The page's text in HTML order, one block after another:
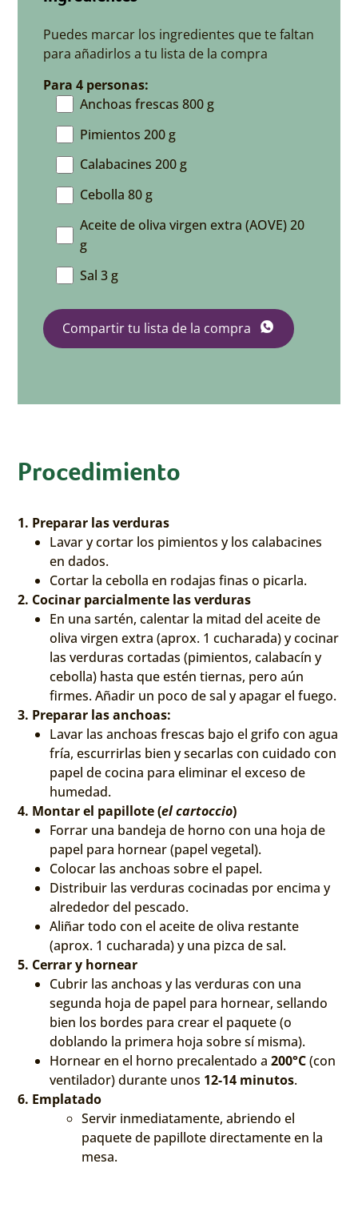
Puedes marcar los ingredientes que te faltan
para añadirlos a tu lista de la compra
Para 4 personas:
Anchoas frescas 800 g
Pimientos 200 g
Calabacines 200 g
Cebolla 80 g
Aceite de oliva virgen extra (AOVE) 20
g
Sal 3 g
Compartir tu lista de la compra
Procedimiento
1. Preparar las verduras
Lavar y cortar los pimientos y los calabacines
en dados.
Cortar la cebolla en rodajas finas o picarla.
2. Cocinar parcialmente las verduras
En una sartén, calentar la mitad del aceite de
oliva virgen extra (aprox. 1 cucharada) y cocinar
las verduras cortadas (pimientos, calabacín y
cebolla) hasta que estén tiernas, pero aún
firmes. Añadir un poco de sal y apagar el fuego.
3. Preparar las anchoas:
Lavar las anchoas frescas bajo el grifo con agua
fría, escurrirlas bien y secarlas con cuidado con
papel de cocina para eliminar el exceso de
humedad.
4. Montar el papillote (el cartoccio)
Forrar una bandeja de horno con una hoja de
papel para hornear (papel vegetal).
Colocar las anchoas sobre el papel.
Distribuir las verduras cocinadas por encima y
alrededor del pescado.
Aliñar todo con el aceite de oliva restante
(aprox. 1 cucharada) y una pizca de sal.
5. Cerrar y hornear
Cubrir las anchoas y las verduras con una
segunda hoja de papel para hornear, sellando
bien los bordes para crear el paquete (o
doblando la primera hoja sobre sí misma).
Hornear en el horno precalentado a200°C(con
ventilador) durante unos 12-14 minutos.
6. Emplatado
Servir inmediatamente, abriendo el
paquete de papillote directamente en la
mesa.